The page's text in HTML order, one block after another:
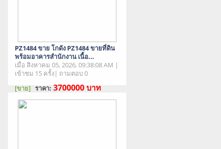
PZ1484 ขาย โกดัง PZ1484 ขายที่ดิน
พร้อมอาคารสำนักงาน เนื้อ...
เมื่อ สิงหาคม 05, 2026, 09:38:08 AM |
เข้าชม 15 ครั้ง| ถามตอบ 0
[ขาย] ราคา: 3700000บาท